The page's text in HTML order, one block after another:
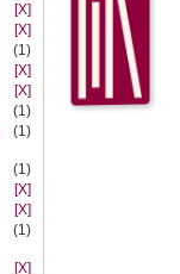
[X]
[X]
(1)
[X]
[X]
(1)
(1)
(1)
[X]
[X]
(1)
[X]